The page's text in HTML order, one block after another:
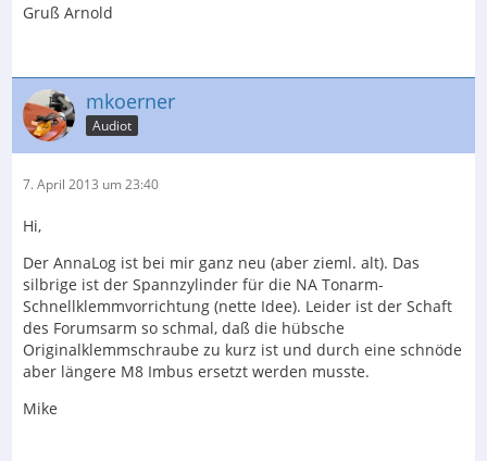
Gruß Arnold
mkoerner
Audiot
7. April 2013 um 23:40
Hi,
Der AnnaLog ist bei mir ganz neu (aber zieml. alt). Das
silbrige ist der Spannzylinder für die NA Tonarm-
Schnellklemmvorrichtung (nette Idee). Leider ist der Schaft
des Forumsarm so schmal, daß die hübsche
Originalklemmschraube zu kurz ist und durch eine schnöde
aber längere M8 Imbus ersetzt werden musste.
Mike